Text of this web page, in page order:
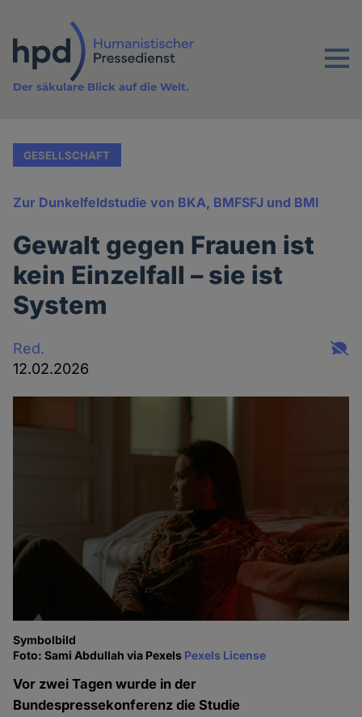
Inhalt
Menu
Der säkulare Blick auf die Welt.
GESELLSCHAFT
Zur Dunkelfeldstudie von BKA, BMFSFJ und BMI
Gewalt gegen Frauen ist
kein Einzelfall – sie ist
System
Red.
12.02.2026
Symbolbild
Foto: Sami Abdullah via Pexels Pexels License
Vor zwei Tagen wurde in der
Bundespressekonferenz die Studie